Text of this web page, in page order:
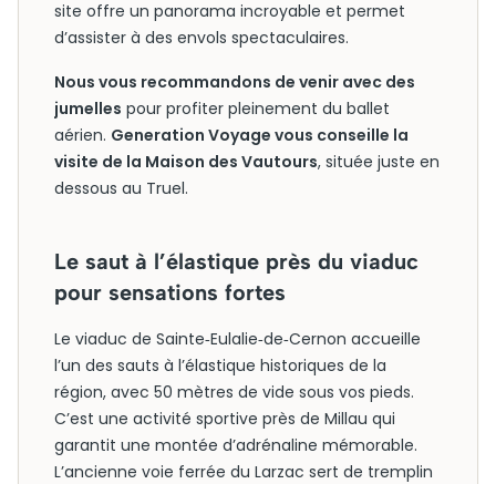
site offre un panorama incroyable et permet
d’assister à des envols spectaculaires.
Nous vous recommandons de venir avec des
jumelles pour profiter pleinement du ballet
aérien. Generation Voyage vous conseille la
visite de la Maison des Vautours, située juste en
dessous au Truel.
Le saut à l’élastique près du viaduc
pour sensations fortes
Le viaduc de Sainte‑Eulalie‑de‑Cernon accueille
l’un des sauts à l’élastique historiques de la
région, avec 50 mètres de vide sous vos pieds.
C’est une activité sportive près de Millau qui
garantit une montée d’adrénaline mémorable.
L’ancienne voie ferrée du Larzac sert de tremplin